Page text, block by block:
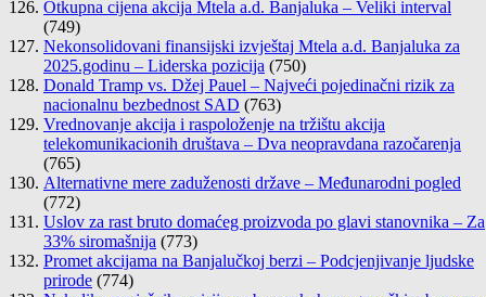
Otkupna cijena akcija Mtela a.d. Banjaluka – Veliki interval
(749)
Nekonsolidovani finansijski izvještaj Mtela a.d. Banjaluka za
2025.godinu – Liderska pozicija (750)
Donald Tramp vs. Džej Pauel – Najveći pojedinačni rizik za
nacionalnu bezbednost SAD (763)
Vrednovanje akcija i raspoloženje na tržištu akcija
telekomunikacionih društava – Dva neopravdana razočarenja
(765)
Alternativne mere zaduženosti države – Međunarodni pogled
(772)
Uslov za rast bruto domaćeg proizvoda po glavi stanovnika – Za
33% siromašnija (773)
Promet akcijama na Banjalučkoj berzi – Podcjenjivanje ljudske
prirode (774)